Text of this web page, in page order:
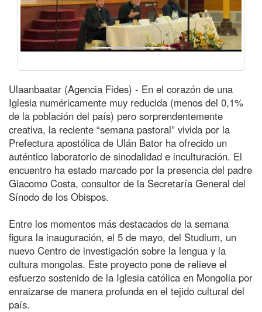
Ulaanbaatar (Agencia Fides) - En el corazón de una
Iglesia numéricamente muy reducida (menos del 0,1%
de la población del país) pero sorprendentemente
creativa, la reciente “semana pastoral” vivida por la
Prefectura apostólica de Ulán Bator ha ofrecido un
auténtico laboratorio de sinodalidad e inculturación. El
encuentro ha estado marcado por la presencia del padre
Giacomo Costa, consultor de la Secretaría General del
Sínodo de los Obispos.
Entre los momentos más destacados de la semana
figura la inauguración, el 5 de mayo, del Studium, un
nuevo Centro de investigación sobre la lengua y la
cultura mongolas. Este proyecto pone de relieve el
esfuerzo sostenido de la Iglesia católica en Mongolia por
enraizarse de manera profunda en el tejido cultural del
país.